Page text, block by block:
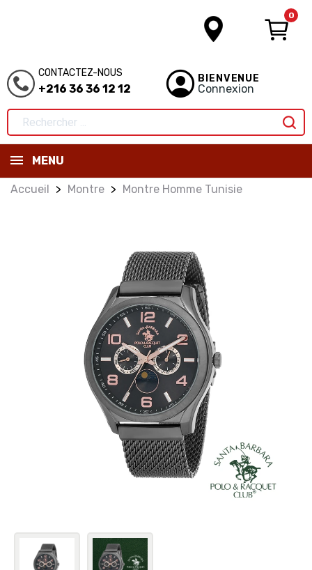
0
CONTACTEZ-NOUS
+216 36 36 12 12
BIENVENUE
Connexion
MENU
Accueil Montre Montre Homme Tunisie